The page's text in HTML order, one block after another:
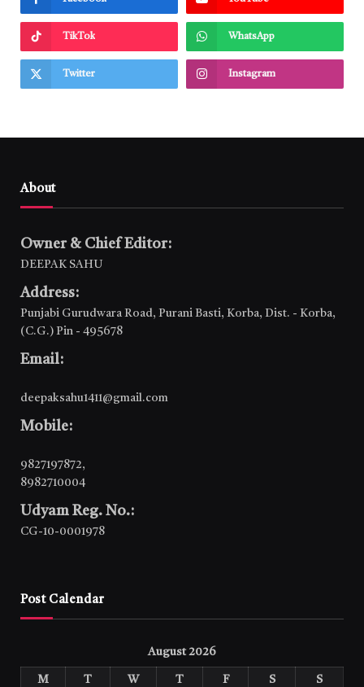
TikTok WhatsApp
Twitter Instagram
About
Owner & Chief Editor:
DEEPAK SAHU
Address:
Punjabi Gurudwara Road, Purani Basti, Korba, Dist. - Korba,
(C.G.) Pin - 495678
Email:
deepaksahu1411@gmail.com
Mobile:
9827197872,
8982710004
Udyam Reg. No.:
CG-10-0001978
Post Calendar
August 2026
M T W T F S S